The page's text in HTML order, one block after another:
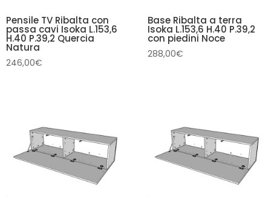
Pensile TV Ribalta con
passa cavi Isoka L.153,6
H.40 P.39,2 Quercia
Natura
246,00€
Base Ribalta a terra
Isoka L.153,6 H.40 P.39,2
con piedini Noce
288,00€